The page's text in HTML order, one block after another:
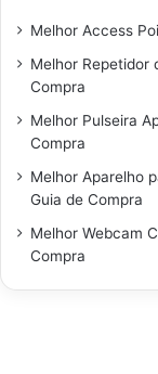
Melhor Access
Melhor Repetidor
Compra
Melhor Pulseira
Compra
Melhor Aparelho
Guia de Compra
Melhor Webcam
Compra